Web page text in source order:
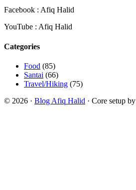
Facebook : Afiq Halid
YouTube : Afiq Halid
Categories
Food (85)
Santai (66)
Travel/Hiking (75)
© 2026 · Blog Afiq Halid · Core setup by